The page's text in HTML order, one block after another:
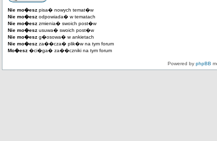
Nie mo�esz pisa� nowych temat�w
Nie mo�esz odpowiada� w tematach
Nie mo�esz zmienia� swoich post�w
Nie mo�esz usuwa� swoich post�w
Nie mo�esz g�osowa� w ankietach
Nie mo�esz za��cza� plik�w na tym forum
Mo�esz �ci�ga� za��czniki na tym forum
Powered by phpBB